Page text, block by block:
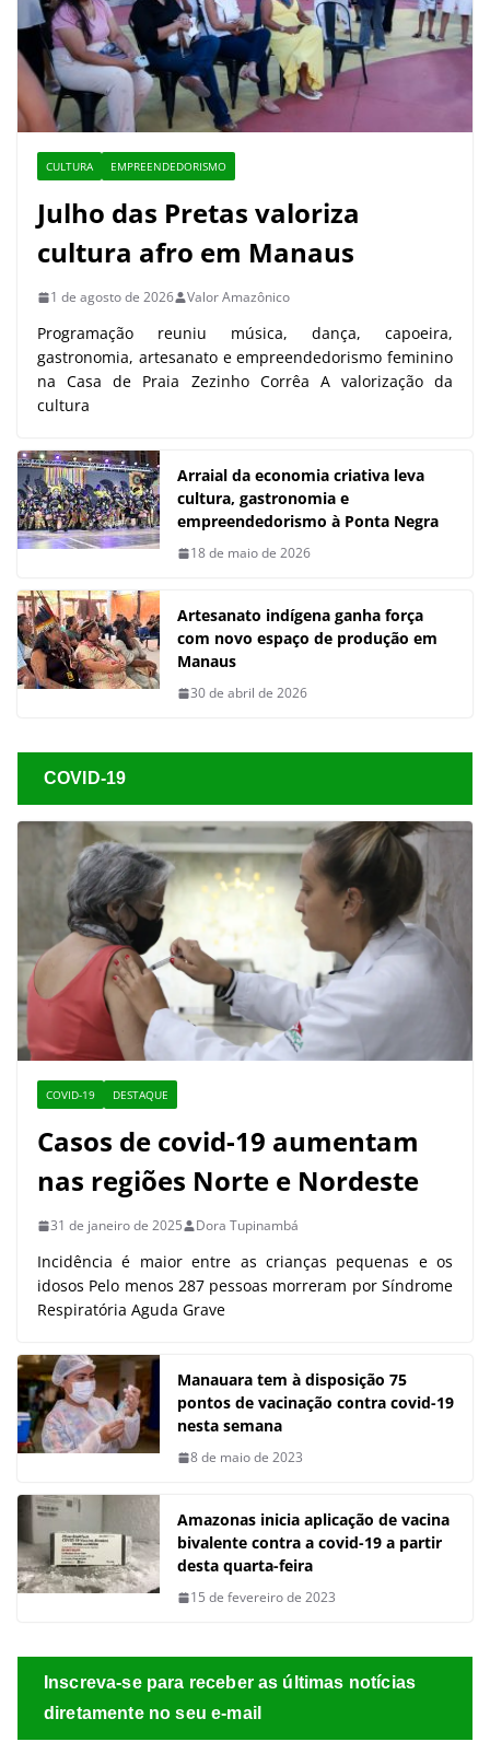
CULTURA EMPREENDEDORISMO
Julho das Pretas valoriza
cultura afro em Manaus
1 de agosto de 2026 Valor Amazônico
Programação reuniu música, dança, capoeira,
gastronomia, artesanato e empreendedorismo feminino
na Casa de Praia Zezinho Corrêa A valorização da
cultura
Arraial da economia criativa leva
cultura, gastronomia e
empreendedorismo à Ponta Negra
18 de maio de 2026
Artesanato indígena ganha força
com novo espaço de produção em
Manaus
30 de abril de 2026
COVID-19
COVID-19 DESTAQUE
Casos de covid-19 aumentam
nas regiões Norte e Nordeste
31 de janeiro de 2025 Dora Tupinambá
Incidência é maior entre as crianças pequenas e os
idosos Pelo menos 287 pessoas morreram por Síndrome
Respiratória Aguda Grave
Manauara tem à disposição 75
pontos de vacinação contra covid-19
nesta semana
8 de maio de 2023
Amazonas inicia aplicação de vacina
bivalente contra a covid-19 a partir
desta quarta-feira
15 de fevereiro de 2023
Inscreva-se para receber as últimas notícias
diretamente no seu e-mail